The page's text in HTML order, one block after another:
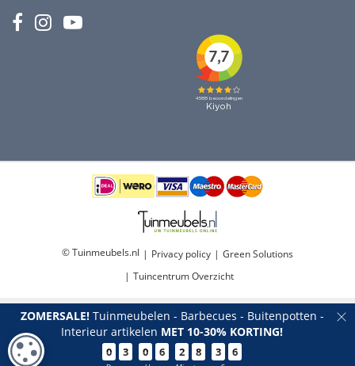
ZOMERSALE!Tuinmeubelen - Barbecues - Buitenpotten -
Interieur artikelen MET 10-30% KORTING!
0 3 0 6 2 8 3 5
© Tuinmeubels.nl Privacy policy
Green Solutions
Tuincentrum Overzicht
COOKIE-INSTELLINGEN